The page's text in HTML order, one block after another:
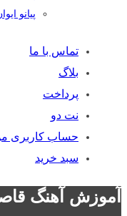
پیانو
تماس با ما
بلاگ
پرداخت
نت دو
حساب کاربری
سبد خرید
آموزش آهنگ